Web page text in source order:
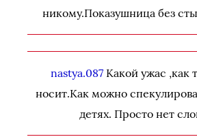
никому.Показушница без
nastya.087 Какой ужас ,как
носит.Как можно
детях. Просто нет